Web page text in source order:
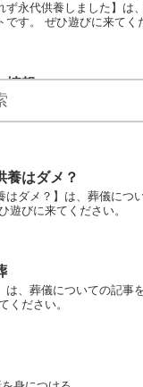
ず永代供養しました】は
す。 ぜひ遊びに来てく
情報
報】は、葬儀についての
来てください。
養はダメ？
はダメ？】は、葬儀につ
遊びに来てください。
は、葬儀についての記事
ください。